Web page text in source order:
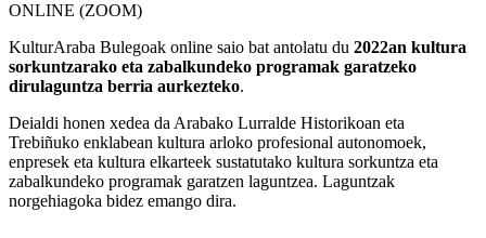
ONLINE (ZOOM)
KulturAraba Bulegoak online saio bat antolatu du 2022an kultura
sorkuntzarako eta zabalkundeko programak garatzeko
dirulaguntza berria aurkezteko.
Deialdi honen xedea da Arabako Lurralde Historikoan eta
Trebiñuko enklabean kultura arloko profesional autonomoek,
enpresek eta kultura elkarteek sustatutako kultura sorkuntza eta
zabalkundeko programak garatzen laguntzea. Laguntzak
norgehiagoka bidez emango dira.